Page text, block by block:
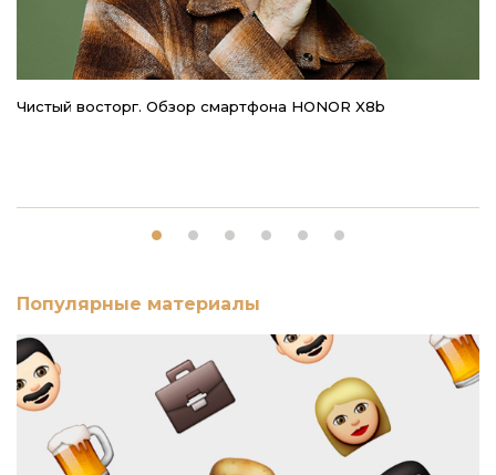
Чистый восторг. Обзор смартфона HONOR X8b
Популярные материалы